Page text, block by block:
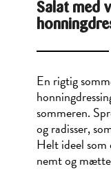
Salat med
En rigtig
sommeren.
og radisser,
Helt ideel som
nemt og